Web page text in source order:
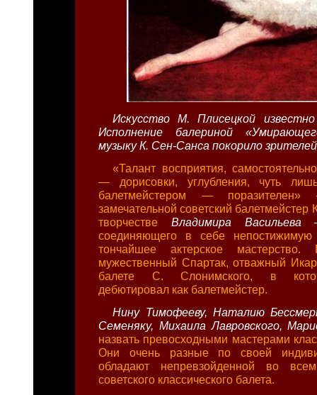
Искусство М. Плисецкой
Исполнение балериной
музыку К. Сен-Санса покорило
«Талант восприятия,
— дорисовки, углубления, чуть лишь
балетмейстером —
замечательной советский балетмейстер
творчестве Владимира
соединяющего в себе непостижимую
тончайшее актерское мастерство.
мужественный Спартак, отважный
балете С. Слонимского, в
дебютировал как балетмейстер.
Нину Тимофееву, Наталию
Семеняку, Михаила Лавровского,
назвать превосходными мастерами
Они очень разные по своей
обладают непревзойденной во
советского классического балета.